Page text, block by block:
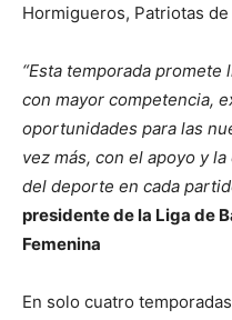
Hormigueros, Patriotas
“Esta temporada
con mayor competencia,
oportunidades para las
vez más, con el apoyo y
del deporte en cada
presidente de la Liga de
Femenina
En solo cuatro